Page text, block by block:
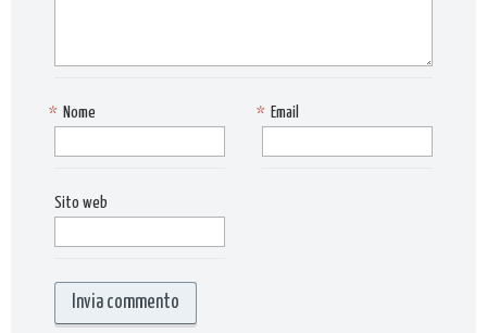
Nome
* Email
*
Sito web